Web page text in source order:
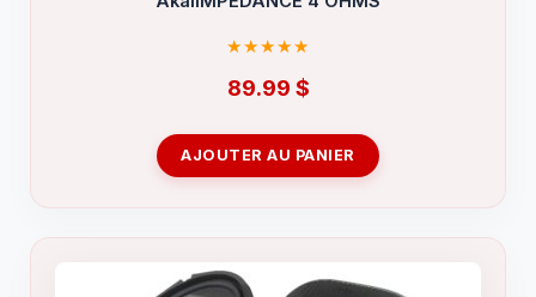
89.99 $
AJOUTER AU PANIER